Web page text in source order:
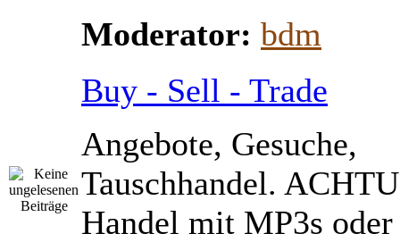
Moderator: bdm
Buy - Sell - Trade
Angebote, Gesuche,
Tauschhandel.
Handel mit MP3s